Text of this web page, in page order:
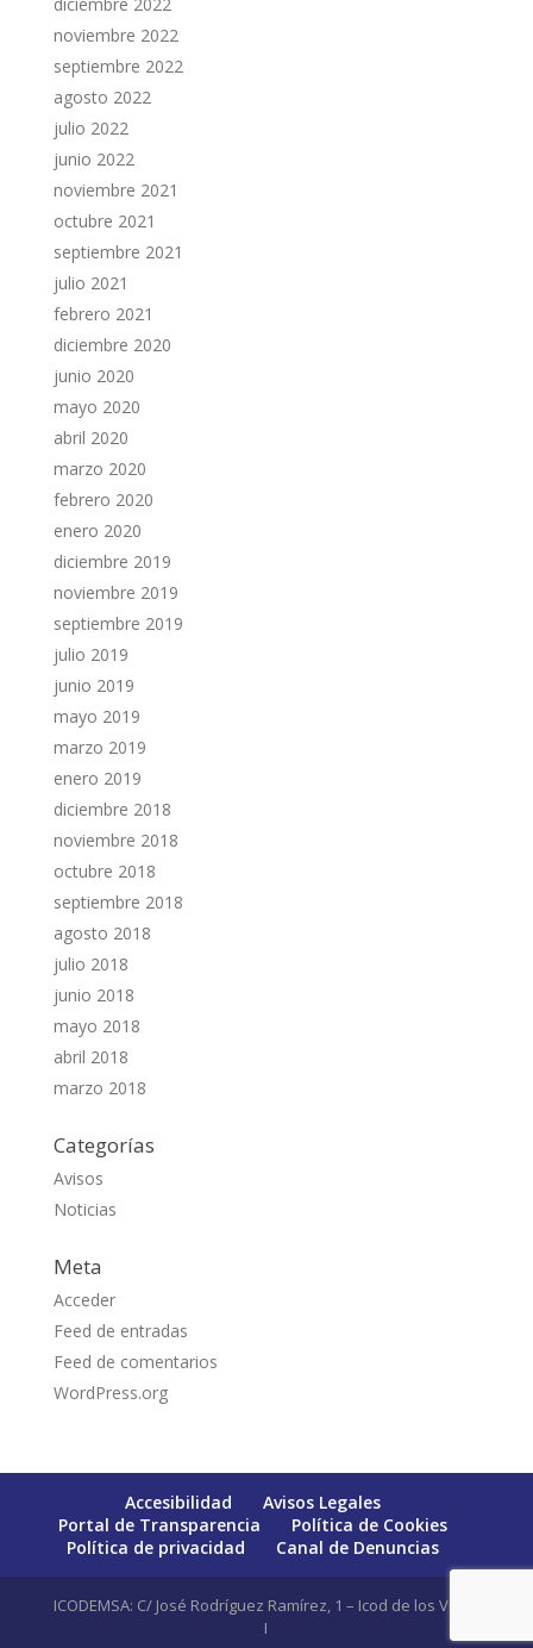
noviembre 2022
septiembre 2022
agosto 2022
julio 2022
junio 2022
noviembre 2021
octubre 2021
septiembre 2021
julio 2021
febrero 2021
diciembre 2020
junio 2020
mayo 2020
abril 2020
marzo 2020
febrero 2020
enero 2020
diciembre 2019
noviembre 2019
septiembre 2019
julio 2019
junio 2019
mayo 2019
marzo 2019
enero 2019
diciembre 2018
noviembre 2018
octubre 2018
septiembre 2018
agosto 2018
julio 2018
junio 2018
mayo 2018
abril 2018
marzo 2018
Categorías
Avisos
Noticias
Meta
Acceder
Feed de entradas
Feed de comentarios
WordPress.org
Accesibilidad
Avisos Legales
Portal de Transparencia
Política de Cookies
Política de privacidad
Canal de Denuncias
ICODEMSA: C/ José Rodríguez Ramírez, 1 – Icod de los Vinos
I